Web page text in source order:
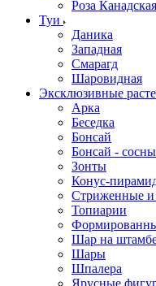
Роза
Туи
Даника
Западная
Смарагд
Шаровидная
Эксклюзивные
Арка
Беседка
Бонсай
Бонсай - сосны
Зонты
Конус-
Стриженные и
Топиарии
Шар на
Шары
Шпалера
Ярусные